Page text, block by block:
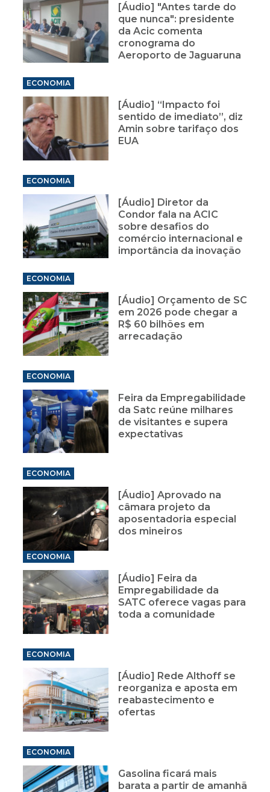
[Áudio] "Antes tarde do
que nunca": presidente
da Acic comenta
cronograma do
Aeroporto de Jaguaruna
ECONOMIA
[Áudio] “Impacto foi
sentido de imediato”, diz
Amin sobre tarifaço dos
EUA
ECONOMIA
[Áudio] Diretor da
Condor fala na ACIC
sobre desafios do
comércio internacional e
importância da inovação
ECONOMIA
[Áudio] Orçamento de SC
em 2026 pode chegar a
R$ 60 bilhões em
arrecadação
ECONOMIA
Feira da Empregabilidade
da Satc reúne milhares
de visitantes e supera
expectativas
ECONOMIA
[Áudio] Aprovado na
câmara projeto da
aposentadoria especial
dos mineiros
ECONOMIA
[Áudio] Feira da
Empregabilidade da
SATC oferece vagas para
toda a comunidade
ECONOMIA
[Áudio] Rede Althoff se
reorganiza e aposta em
reabastecimento e
ofertas
ECONOMIA
Gasolina ficará mais
barata a partir de amanhã